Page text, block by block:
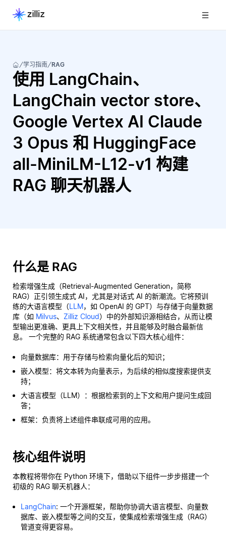
学习指南 RAG
使用 LangChain、
LangChain vector store、
Google Vertex AI Claude
3 Opus 和 HuggingFace
all-MiniLM-L12-v1 构建
RAG 聊天机器人
什么是 RAG
检索增强生成（Retrieval-Augmented Generation，简称
RAG）正引领生成式 AI，尤其是对话式 AI 的新潮流。它将预训
练的大语言模型（LLM，如 OpenAI 的 GPT）与存储于向量数据
库（如 Milvus、 Zilliz Cloud）中的外部知识源相结合，从而让模
型输出更准确、更具上下文相关性，并且能够及时融合最新信
息。 一个完整的 RAG 系统通常包含以下四大核心组件：
向量数据库：用于存储与检索向量化后的知识；
嵌入模型：将文本转为向量表示，为后续的相似度搜索提供支
持；
大语言模型（LLM）：根据检索到的上下文和用户提问生成回
答；
框架：负责将上述组件串联成可用的应用。
核心组件说明
本教程将带你在 Python 环境下，借助以下组件一步步搭建一个
初级的 RAG 聊天机器人：
LangChain: 一个开源框架，帮助你协调大语言模型、向量数
据库、嵌入模型等之间的交互，使集成检索增强生成（RAG）
管道变得更容易。